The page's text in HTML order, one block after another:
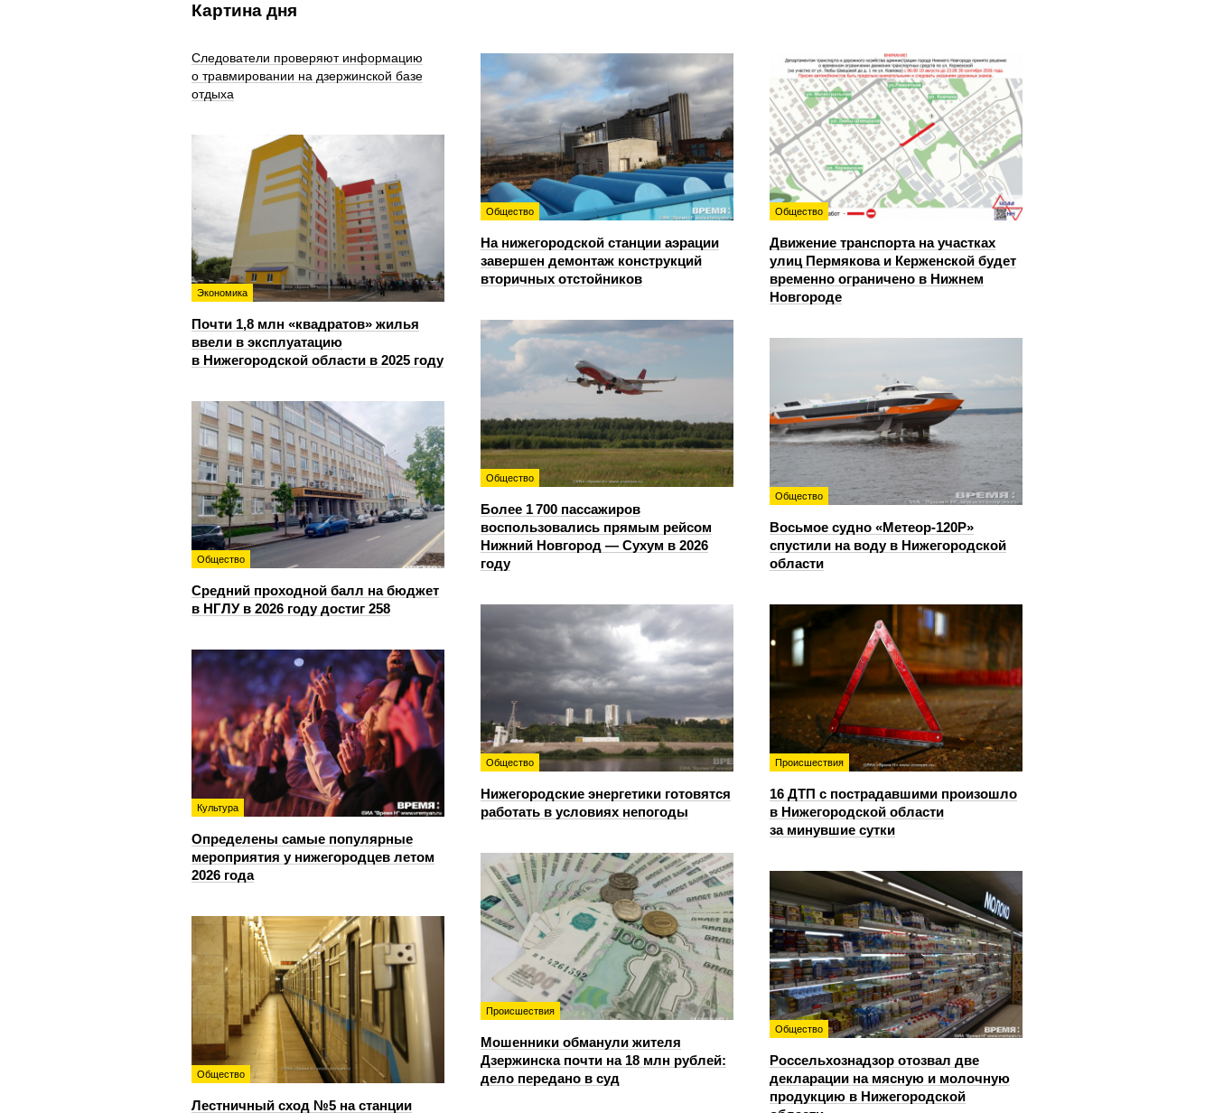
Картина дня
Следователи проверяют информацию
о травмировании на дзержинской базе
отдыха
Общество
На нижегородской станции аэрации
завершен демонтаж конструкций
вторичных отстойников
Общество
Движение транспорта на участках
улиц Пермякова и Керженской будет
временно ограничено в Нижнем
Новгороде
Экономика
Почти 1,8 млн «квадратов» жилья
ввели в эксплуатацию
в Нижегородской области в 2025 году
Общество
Более 1 700 пассажиров
воспользовались прямым рейсом
Нижний Новгород — Сухум в 2026
году
Общество
Восьмое судно «Метеор-120Р»
спустили на воду в Нижегородской
области
Общество
Средний проходной балл на бюджет
в НГЛУ в 2026 году достиг 258
Общество
Нижегородские энергетики готовятся
работать в условиях непогоды
Происшествия
16 ДТП с пострадавшими произошло
в Нижегородской области
за минувшие сутки
Культура
Определены самые популярные
мероприятия у нижегородцев летом
2026 года
Происшествия
Мошенники обманули жителя
Дзержинска почти на 18 млн рублей:
дело передано в суд
Общество
Россельхознадзор отозвал две
декларации на мясную и молочную
продукцию в Нижегородской
Общество
Лестничный сход №5 на станции